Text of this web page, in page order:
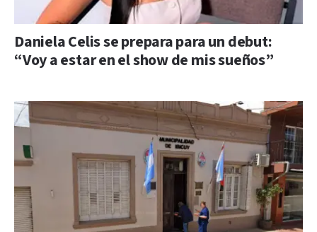
Daniela Celis se prepara para un debut:
“Voy a estar en el show de mis sueños”